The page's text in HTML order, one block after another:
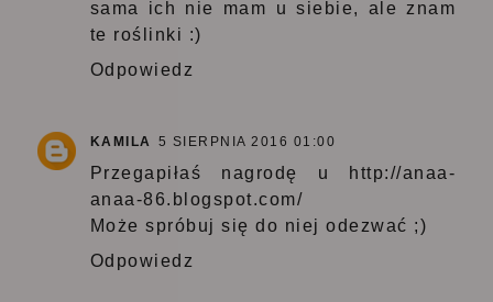
sama ich nie mam u siebie, ale znam
te roślinki :)
Odpowiedz
KAMILA 5 SIERPNIA 2016 01:00
Przegapiłaś nagrodę u http://anaa-
anaa-86.blogspot.com/
Może spróbuj się do niej odezwać ;)
Odpowiedz